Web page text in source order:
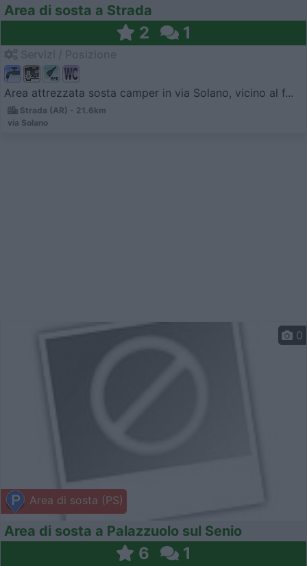
Area di sosta a Strada
2 1
Area attrezzata sosta camper in via Solano, vicino al f...
Strada (AR) - 21.6km
via Solano
Area di sosta (PS)
0
Area di sosta a Palazzuolo sul Senio
6 1